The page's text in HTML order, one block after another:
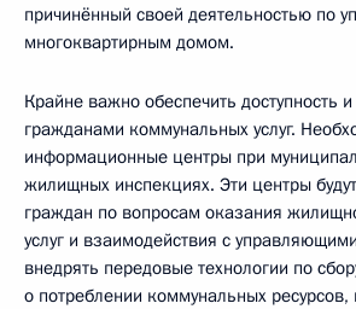
причинённый своей деятельностью по
многоквартирным домом.
Крайне важно обеспечить доступность и
гражданами коммунальных услуг.
информационные центры при
жилищных инспекциях. Эти центры
граждан по вопросам оказания
услуг и взаимодействия с
внедрять передовые технологии по
о потреблении коммунальных ресурсов,